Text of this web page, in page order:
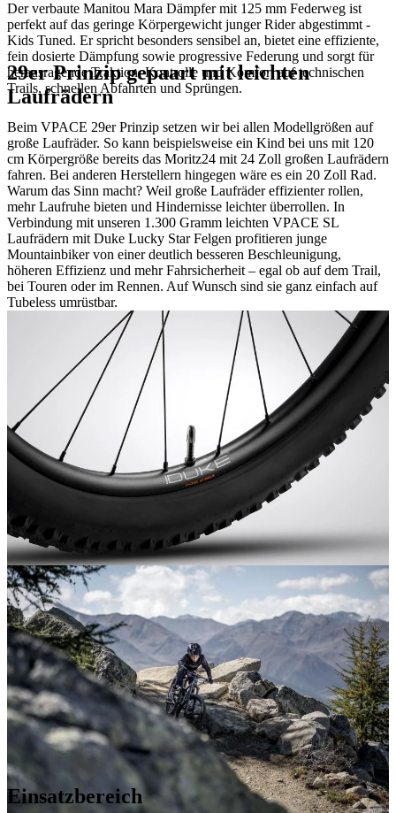
Der verbaute Manitou Mara Dämpfer mit 125 mm Federweg ist
perfekt auf das geringe Körpergewicht junger Rider abgestimmt -
Kids Tuned. Er spricht besonders sensibel an, bietet eine effiziente,
fein dosierte Dämpfung sowie progressive Federung und sorgt für
herausragende Traktion, Kontrolle und Komfort auf technischen
Trails, schnellen Abfahrten und Sprüngen.
29er Prinzip gepaart mit leichten
Laufrädern
Beim VPACE 29er Prinzip setzen wir bei allen Modellgrößen auf
große Laufräder. So kann beispielsweise ein Kind bei uns mit 120
cm Körpergröße bereits das Moritz24 mit 24 Zoll großen Laufrädern
fahren. Bei anderen Herstellern hingegen wäre es ein 20 Zoll Rad.
Warum das Sinn macht? Weil große Laufräder effizienter rollen,
mehr Laufruhe bieten und Hindernisse leichter überrollen. In
Verbindung mit unseren 1.300 Gramm leichten VPACE SL
Laufrädern mit Duke Lucky Star Felgen profitieren junge
Mountainbiker von einer deutlich besseren Beschleunigung,
höheren Effizienz und mehr Fahrsicherheit – egal ob auf dem Trail,
bei Touren oder im Rennen. Auf Wunsch sind sie ganz einfach auf
Tubeless umrüstbar.
Einsatzbereich